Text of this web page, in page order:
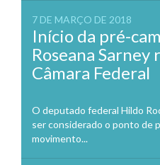
7 DE MARÇO DE 2018
Início da pré-
Roseana
Câmara Federal
O deputado federal Hildo
ser considerado o ponto de
movimento...